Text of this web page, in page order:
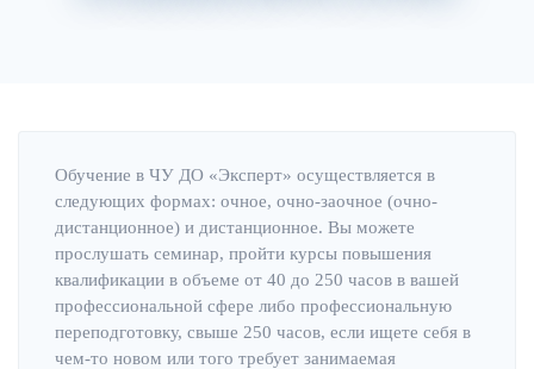
Обучение в ЧУ ДО «Эксперт» осуществляется в
следующих формах: очное, очно-заочное (очно-
дистанционное) и дистанционное. Вы можете
прослушать семинар, пройти курсы повышения
квалификации в объеме от 40 до 250 часов в вашей
профессиональной сфере либо профессиональную
переподготовку, свыше 250 часов, если ищете себя в
чем-то новом или того требует занимаемая